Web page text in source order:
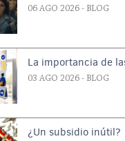
06 AGO 2026 - BLOG
La importancia de
03 AGO 2026 - BLOG
¿Un subsidio inútil?